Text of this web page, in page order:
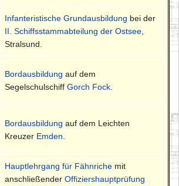
Infanteristische Grundausbildung bei der
II. Schiffsstammabteilung der Ostsee
Stralsund.
Bordausbildung auf dem
SegelschulschiffGorch Fock
Bordausbildung auf dem Leichten
Kreuzer Emden
Hauptlehrgang für Fähnriche mit
anschließenderOffiziershauptprüfung